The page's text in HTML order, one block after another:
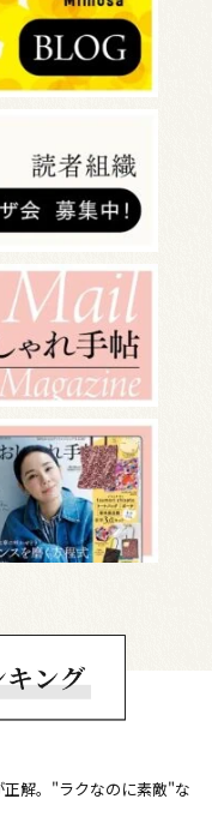
正解。"ラクなのに素敵"な